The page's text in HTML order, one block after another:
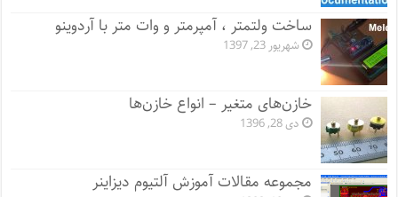
ساخت ولتمتر ، آمپرمتر و وات متر با آردوینو
شهریور 23, 1397
خازن‌های متغیر – انواع خازن‌ها
دی 28, 1396
مجموعه مقالات آموزش آلتیوم دیزاینر